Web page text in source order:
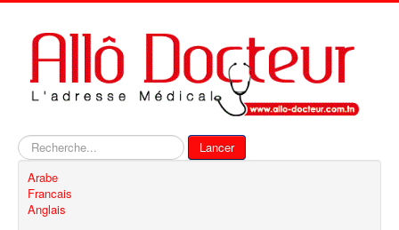
Rechercher
Lancer
Arabe
Francais
Anglais